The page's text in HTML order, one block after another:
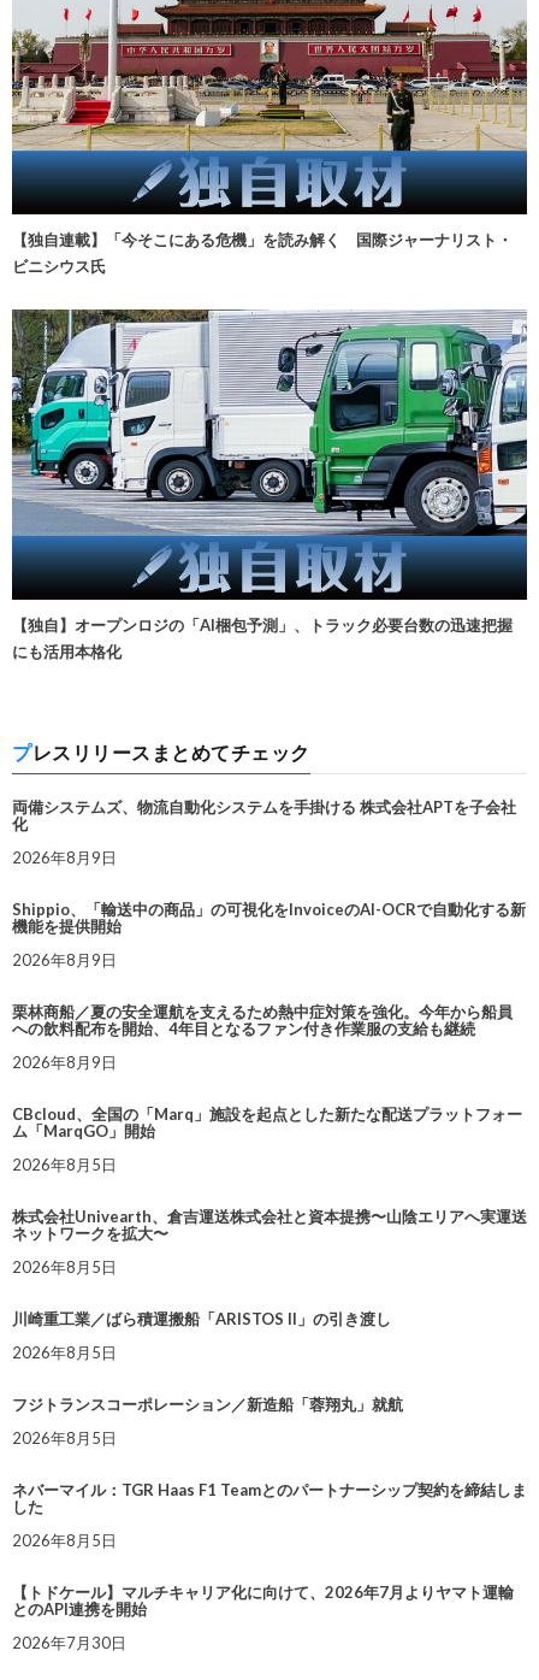
【独自連載】「今そこにある危機」を読み解く 国際ジャーナリスト・
ビニシウス氏
【独自】オープンロジの「AI梱包予測」、トラック必要台数の迅速把握
にも活用本格化
プレスリリースまとめてチェック
両備システムズ、物流自動化システムを手掛ける 株式会社APTを子会社
化
2026年8月9日
Shippio、「輸送中の商品」の可視化をInvoiceのAI-OCRで自動化する新
機能を提供開始
2026年8月9日
栗林商船／夏の安全運航を支えるため熱中症対策を強化。今年から船員
への飲料配布を開始、4年目となるファン付き作業服の支給も継続
2026年8月9日
CBcloud、全国の「Marq」施設を起点とした新たな配送プラットフォー
ム「MarqGO」開始
2026年8月5日
株式会社Univearth、倉吉運送株式会社と資本提携〜山陰エリアへ実運送
ネットワークを拡大〜
2026年8月5日
川崎重工業／ばら積運搬船「ARISTOS II」の引き渡し
2026年8月5日
フジトランスコーポレーション／新造船「蓉翔丸」就航
2026年8月5日
ネバーマイル：TGR Haas F1 Teamとのパートナーシップ契約を締結しま
した
2026年8月5日
【トドケール】マルチキャリア化に向けて、2026年7月よりヤマト運輸
とのAPI連携を開始
2026年7月30日